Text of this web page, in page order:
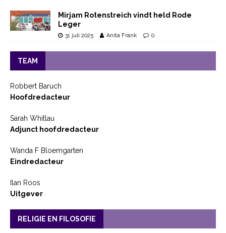
Mirjam Rotenstreich vindt held Rode
Leger
31 juli 2025 Anita Frank 0
TEAM
Robbert Baruch
Hoofdredacteur
Sarah Whitlau
Adjunct hoofdredacteur
Wanda F Bloemgarten
Eindredacteur
Ilan Roos
Uitgever
RELIGIE EN FILOSOFIE